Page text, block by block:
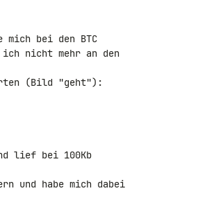
mich bei den BTC
nicht mehr an den
(Bild "geht"):
lief bei 100Kb
und habe mich dabei